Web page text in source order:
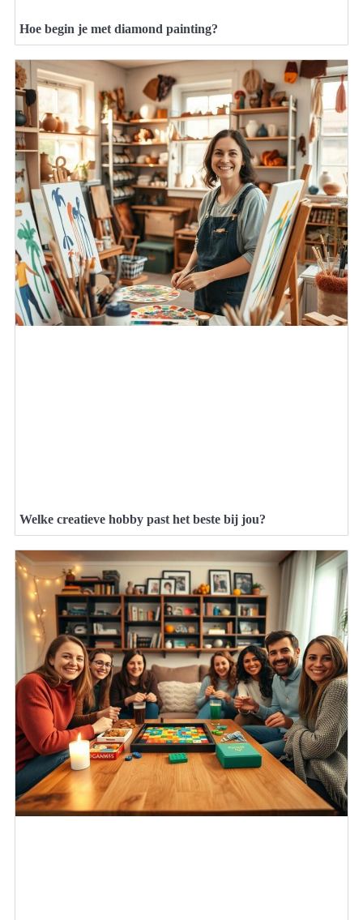
Hoe begin je met diamond painting?
Welke creatieve hobby past het beste bij jou?